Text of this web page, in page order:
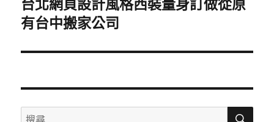
下
一
文
台北網頁設計風格西裝量身訂做從原
有台中搬家公司
搜
搜